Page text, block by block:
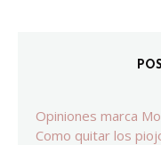
Opiniones marca
Como quitar los